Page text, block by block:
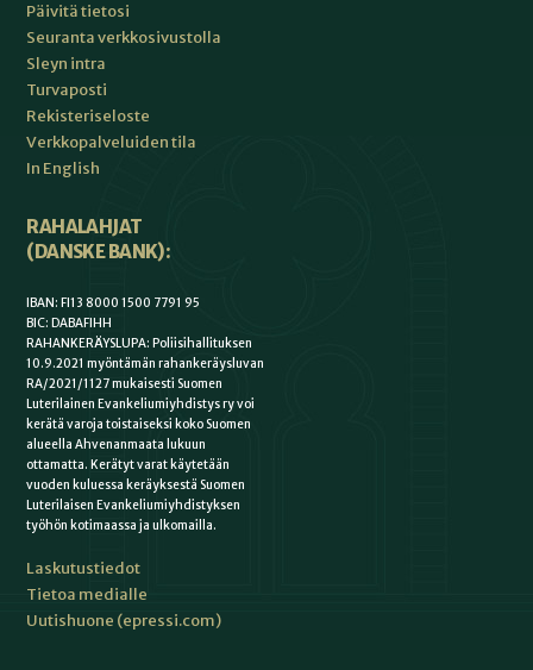
Päivitä tietosi
Seuranta verkkosivustolla
Sleyn intra
Turvaposti
Rekisteriseloste
Verkkopalveluiden tila
In English
RAHALAHJAT
(DANSKE BANK):
IBAN: FI13 8000 1500 7791 95
BIC: DABAFIHH
RAHANKERÄYSLUPA: Poliisihallituksen
10.9.2021 myöntämän rahankeräysluvan
RA/2021/1127 mukaisesti Suomen
Luterilainen Evankeliumiyhdistys ry voi
kerätä varoja toistaiseksi koko Suomen
alueella Ahvenanmaata lukuun
ottamatta. Kerätyt varat käytetään
vuoden kuluessa keräyksestä Suomen
Luterilaisen Evankeliumiyhdistyksen
työhön kotimaassa ja ulkomailla.
Laskutustiedot
Tietoa medialle
Uutishuone (epressi.com)